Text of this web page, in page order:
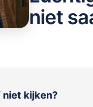
niet
niet kijken?